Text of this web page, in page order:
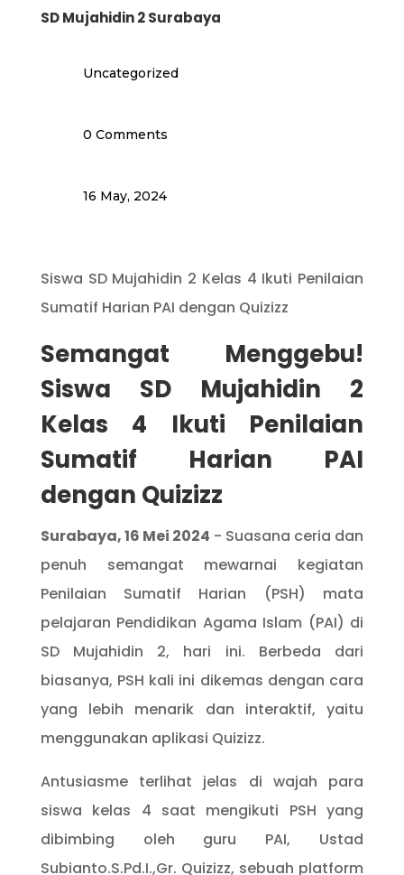
SD Mujahidin 2 Surabaya
Uncategorized
0 Comments
16 May, 2024
Siswa SD Mujahidin 2 Kelas 4 Ikuti Penilaian
Sumatif Harian PAI dengan Quizizz
Semangat Menggebu!
Siswa SD Mujahidin 2
Kelas 4 Ikuti Penilaian
Sumatif Harian PAI
dengan Quizizz
Surabaya, 16 Mei 2024 - Suasana ceria dan
penuh semangat mewarnai kegiatan
Penilaian Sumatif Harian (PSH) mata
pelajaran Pendidikan Agama Islam (PAI) di
SD Mujahidin 2, hari ini. Berbeda dari
biasanya, PSH kali ini dikemas dengan cara
yang lebih menarik dan interaktif, yaitu
menggunakan aplikasi Quizizz.
Antusiasme terlihat jelas di wajah para
siswa kelas 4 saat mengikuti PSH yang
dibimbing oleh guru PAI, Ustad
Subianto.S.Pd.I.,Gr. Quizizz, sebuah platform